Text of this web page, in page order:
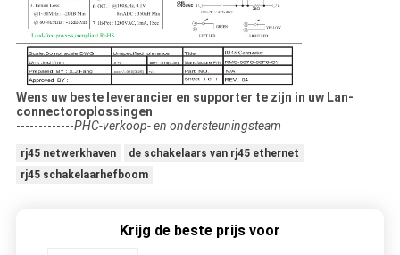
Wens uw beste leverancier en supporter te zijn in uw Lan-
connectoroplossingen
-------------PHC-verkoop- en ondersteuningsteam
rj45 netwerkhaven
de schakelaars van rj45 ethernet
rj45 schakelaarhefboom
Krijg de beste prijs voor